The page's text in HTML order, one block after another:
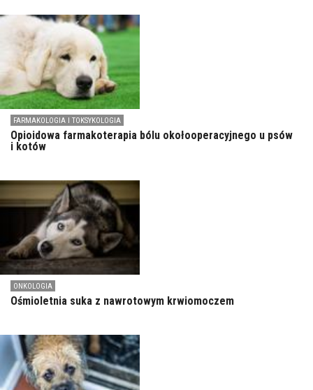
FARMAKOLOGIA I TOKSYKOLOGIA
Opioidowa farmakoterapia bólu okołooperacyjnego u psów
i kotów
ONKOLOGIA
Ośmioletnia suka z nawrotowym krwiomoczem